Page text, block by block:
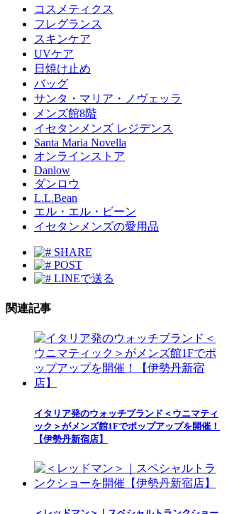
コスメティクス
フレグランス
スキンケア
UVケア
日焼け止め
バッグ
サンタ・マリア・ノヴェッラ
メンズ館8階
イセタンメンズ レジデンス
Santa Maria Novella
オンラインストア
Danlow
ダンロウ
L.L.Bean
エル・エル・ビーン
イセタンメンズの愛用品
SHARE
POST
LINEで送る
関連記事
イタリア発のウォッチブランド＜ウニマティ
ック＞がメンズ館1Fでポップアップを開催！
【伊勢丹新宿店】